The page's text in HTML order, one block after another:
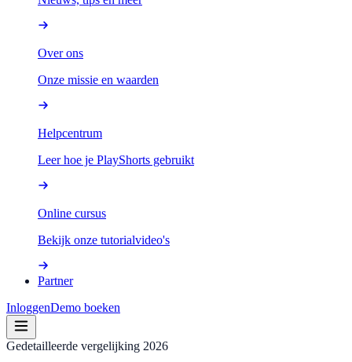
Over ons
Onze missie en waarden
Helpcentrum
Leer hoe je PlayShorts gebruikt
Online cursus
Bekijk onze tutorialvideo's
Partner
InloggenDemo boeken
Gedetailleerde vergelijking 2026